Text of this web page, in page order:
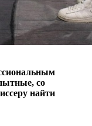
со
найти